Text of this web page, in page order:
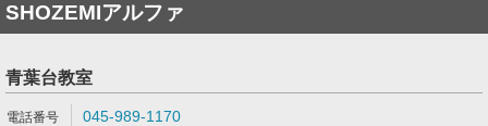
SHOZEMIアルファ
青葉台教室
045-989-1170